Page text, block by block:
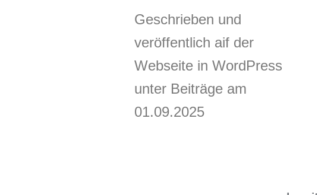
Geschrieben und
veröffentlich aif der
Webseite in WordPress
unter Beiträge am
01.09.2025